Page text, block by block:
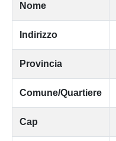
Nome
Indirizzo
Provincia
Comune/Quartiere
Cap